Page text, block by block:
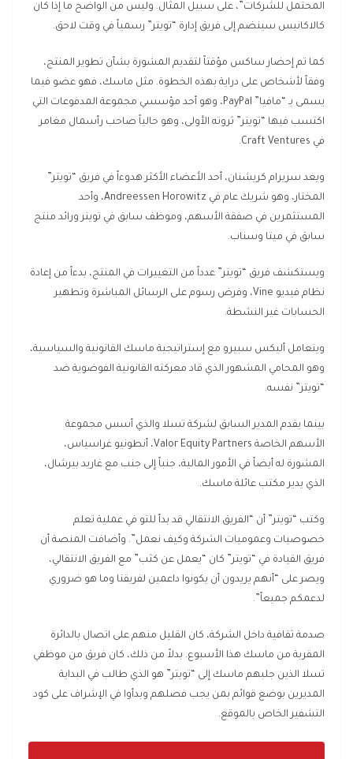
المحتمل للشركات”، على سبيل المثال. وليس من الواضح ما إذا كان
كالاكانيس سينضم إلى فريق إدارة “تويتر” رسمياً في وقت لاحق.
كما تم إحضار ساكس مؤقتاً لتقديم المشورة بشأن تطوير المنتج،
وفقاً لأشخاص على دراية بهذه الخطوة. مثل ماسك، فهو عضو فيما
يسمى بـ “مافيا” PayPal، وهو أحد مؤسسي مجموعة المدفوعات التي
اكتسب فيها “تويتر” ثروته الأولى، وهو حالياً صاحب رأسمال مغامر
في Craft Ventures.
ويعد سريرام كريشنان، أحد الأعضاء الأكثر هدوءاً في فريق “تويتر”
المختار، وهو شريك عام في Andreessen Horowitz، وأحد
المستثمرين في صفقة الأسهم، وموظف سابق في تويتر ورائد منتج
سابق في ميتا وسناب.
ويستكشف فريق “تويتر” عدداً من التغييرات في المنتج، بدءاً من إعادة
نظام فيديو Vine، وفرض رسوم على الرسائل المباشرة وتطهير
الحسابات غير النشطة.
ويتعامل أليكس سبيرو مع إستراتيجية ماسك القانونية والسياسية،
وهو المحامي المشهور الذي قاد معركته القانونية الفوضوية ضد
“تويتر” نفسه.
بينما يقدم المدير السابق لشركة تسلا والذي أسس مجموعة
الأسهم الخاصة Valor Equity Partners، أنطونيو غراسياس،
المشورة له أيضاً في الأمور المالية، جنباً إلى جنب مع غاريد بيرشال،
الذي يدير مكتب عائلة ماسك.
وكتب “تويتر” أن “الفريق الانتقالي قد بدأ للتو في عملية تعلم
خصوصيات وعموميات الشركة وكيف نعمل”. وأضافت المنصة أن
فريق القيادة في “تويتر” كان “يعمل عن كثب” مع الفريق الانتقالي،
ويصر على “أنهم يريدون أن يكونوا داعمين لفريقنا وما هو ضروري
لدعمكم جميعاً”.
صدمة ثقافية داخل الشركة، كان القليل منهم على اتصال بالدائرة
المقربة من ماسك هذا الأسبوع. بدلاً من ذلك، كان فريق من موظفي
تسلا الذين جلبهم ماسك إلى “تويتر” هو الذي طالب في البداية
المديرين بوضع قوائم بمن يجب فصلهم وبدأوا في الإشراف على كود
التشفير الخاص بالموقع.